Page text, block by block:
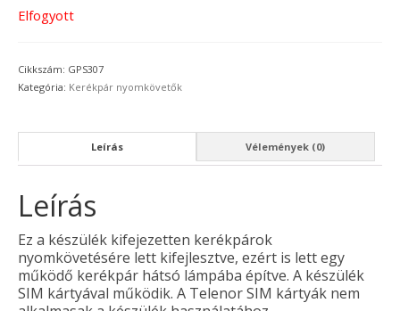
Elfogyott
Cikkszám: GPS307
Kategória: Kerékpár nyomkövetők
Leírás Vélemények (0)
Leírás
Ez a készülék kifejezetten kerékpárok
nyomkövetésére lett kifejlesztve, ezért is lett egy
működő kerékpár hátsó lámpába építve. A készülék
SIM kártyával működik. A Telenor SIM kártyák nem